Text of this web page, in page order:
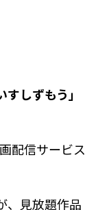
しずもう」
配信サービス
、見放題作品